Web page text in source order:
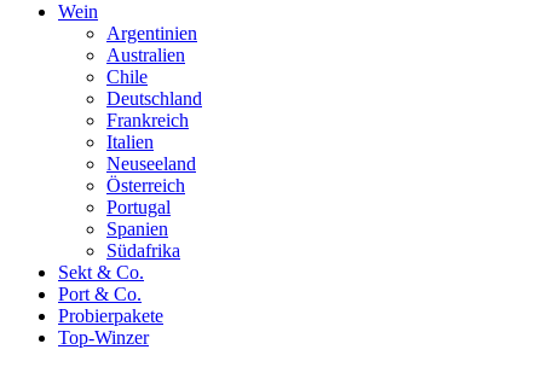
Wein
Argentinien
Australien
Chile
Deutschland
Frankreich
Italien
Neuseeland
Österreich
Portugal
Spanien
Südafrika
Sekt & Co.
Port & Co.
Probierpakete
Top-Winzer